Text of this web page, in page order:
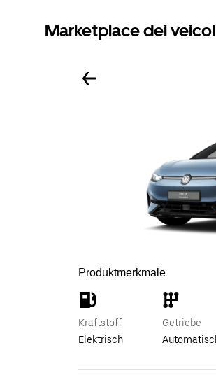
Marketplace dei
Produktmerkmale
Kraftstoff
Elektrisch
Getriebe